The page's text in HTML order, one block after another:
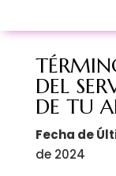
DEL
DE TU
Fecha de
de 2024